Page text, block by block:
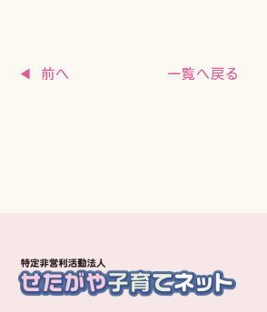
◀ 前へ 一覧へ戻る